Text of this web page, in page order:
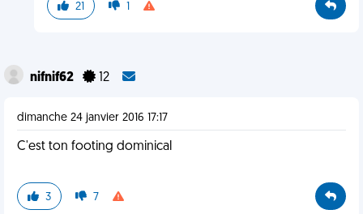
21 1
nifnif62 12
dimanche 24 janvier 2016 17:17
C'est ton footing dominical
3 7